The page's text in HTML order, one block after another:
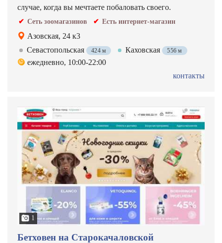
случае, когда вы мечтаете побаловать своего.
Сеть зоомагазинов Есть интернет-магазин
Азовская, 24 к3
Севастопольская
424 м Каховская 556 м
ежедневно, 10:00-22:00
контакты
1
Бетховен на Старокачаловской